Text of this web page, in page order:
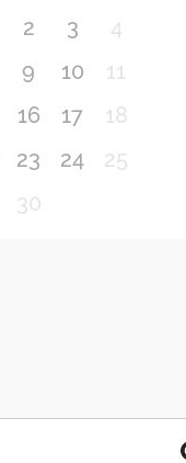
2 3
4
9 10
11
16 17
18
23 24
25
30